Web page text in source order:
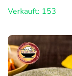
Verkauft: 153